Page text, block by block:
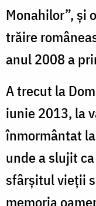
Monahilor”, și
trăire
anul 2008 a
A trecut la
iunie 2013, la
înmormântat
unde a slujit
sfârșitul vieții
memoria